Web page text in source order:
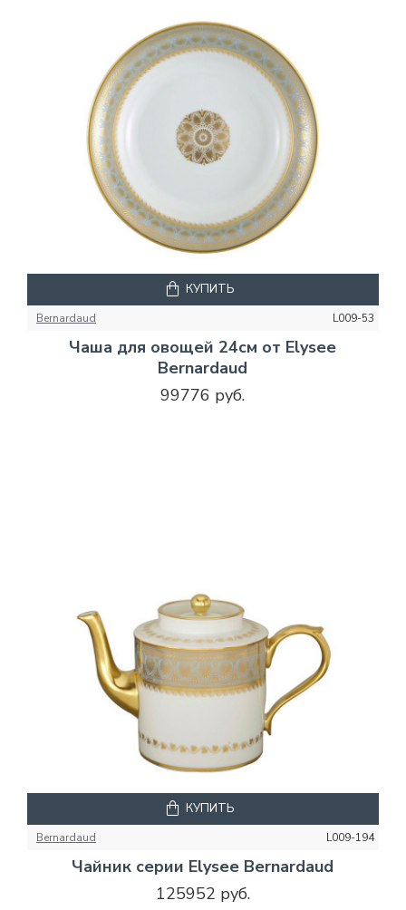
Bernardaud L009-53
Чаша для овощей 24см от Elysee
Bernardaud
99776 руб.
КУПИТЬ
Bernardaud L009-194
Чайник серии Elysee Bernardaud
125952 руб.
КУПИТЬ